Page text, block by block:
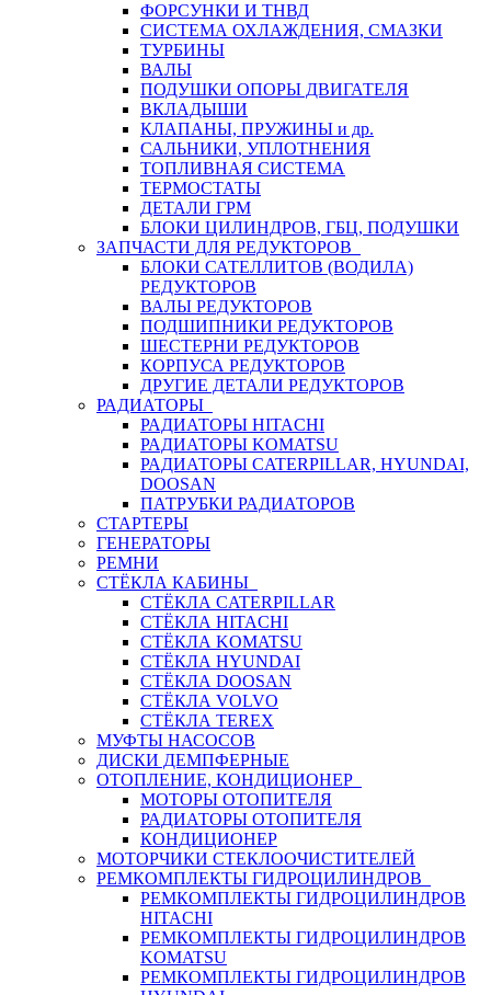
ФОРСУНКИ И ТНВД
СИСТЕМА ОХЛАЖДЕНИЯ, СМАЗКИ
ТУРБИНЫ
ВАЛЫ
ПОДУШКИ ОПОРЫ ДВИГАТЕЛЯ
ВКЛАДЫШИ
КЛАПАНЫ, ПРУЖИНЫ и др.
САЛЬНИКИ, УПЛОТНЕНИЯ
ТОПЛИВНАЯ СИСТЕМА
ТЕРМОСТАТЫ
ДЕТАЛИ ГРМ
БЛОКИ ЦИЛИНДРОВ, ГБЦ, ПОДУШКИ
ЗАПЧАСТИ ДЛЯ РЕДУКТОРОВ
БЛОКИ САТЕЛЛИТОВ (ВОДИЛА)
РЕДУКТОРОВ
ВАЛЫ РЕДУКТОРОВ
ПОДШИПНИКИ РЕДУКТОРОВ
ШЕСТЕРНИ РЕДУКТОРОВ
КОРПУСА РЕДУКТОРОВ
ДРУГИЕ ДЕТАЛИ РЕДУКТОРОВ
РАДИАТОРЫ
РАДИАТОРЫ HITACHI
РАДИАТОРЫ KOMATSU
РАДИАТОРЫ CATERPILLAR, HYUNDAI,
DOOSAN
ПАТРУБКИ РАДИАТОРОВ
СТАРТЕРЫ
ГЕНЕРАТОРЫ
РЕМНИ
СТЁКЛА КАБИНЫ
СТЁКЛА CATERPILLAR
СТЁКЛА HITACHI
СТЁКЛА KOMATSU
СТЁКЛА HYUNDAI
СТЁКЛА DOOSAN
СТЁКЛА VOLVO
СТЁКЛА TEREX
МУФТЫ НАСОСОВ
ДИСКИ ДЕМПФЕРНЫЕ
ОТОПЛЕНИЕ, КОНДИЦИОНЕР
МОТОРЫ ОТОПИТЕЛЯ
РАДИАТОРЫ ОТОПИТЕЛЯ
КОНДИЦИОНЕР
МОТОРЧИКИ СТЕКЛООЧИСТИТЕЛЕЙ
РЕМКОМПЛЕКТЫ ГИДРОЦИЛИНДРОВ
РЕМКОМПЛЕКТЫ ГИДРОЦИЛИНДРОВ
HITACHI
РЕМКОМПЛЕКТЫ ГИДРОЦИЛИНДРОВ
KOMATSU
РЕМКОМПЛЕКТЫ ГИДРОЦИЛИНДРОВ